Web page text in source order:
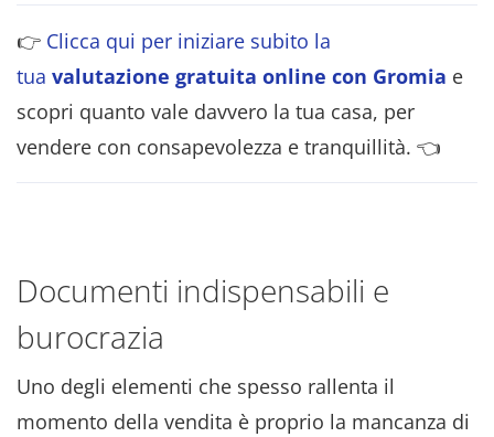
👉 Clicca qui per iniziare subito la
tua valutazione gratuita online con Gromia e
scopri quanto vale davvero la tua casa, per
vendere con consapevolezza e tranquillità. 👈
Documenti indispensabili e
burocrazia
Uno degli elementi che spesso rallenta il
momento della vendita è proprio la mancanza di